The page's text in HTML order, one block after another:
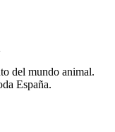
del mundo animal.
España.